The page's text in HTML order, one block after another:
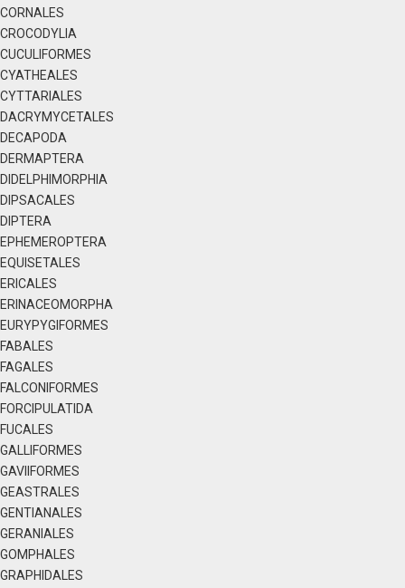
CORNALES
CROCODYLIA
CUCULIFORMES
CYATHEALES
CYTTARIALES
DACRYMYCETALES
DECAPODA
DERMAPTERA
DIDELPHIMORPHIA
DIPSACALES
DIPTERA
EPHEMEROPTERA
EQUISETALES
ERICALES
ERINACEOMORPHA
EURYPYGIFORMES
FABALES
FAGALES
FALCONIFORMES
FORCIPULATIDA
FUCALES
GALLIFORMES
GAVIIFORMES
GEASTRALES
GENTIANALES
GERANIALES
GOMPHALES
GRAPHIDALES